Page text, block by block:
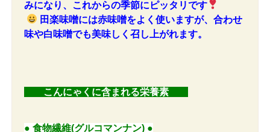
みになり、これからの季節にピッタリです
田楽味噌には赤味噌をよく使いますが、合わせ
味や白味噌でも美味しく召し上がれます。
こんにゃくに含まれる栄養素
● 食物繊維(グルコマンナン) ●